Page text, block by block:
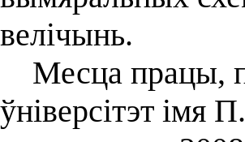
велічынь.
Месца працы,
ўніверсітэт імя